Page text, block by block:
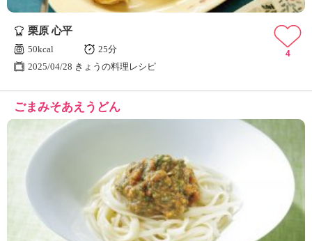
栗原 心平
50kcal
25分
2025/04/28 きょうの料理レシピ
4
ごまみそあえうどん